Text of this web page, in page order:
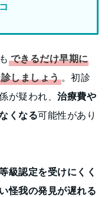
できるだけ早期に
しましょう。初診
が疑われ、治療費や
くなる可能性があり
級認定を受けにくく
怪我の発見が遅れる